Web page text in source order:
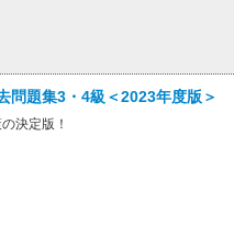
問題集3・4級＜2023年度版＞
決定版！